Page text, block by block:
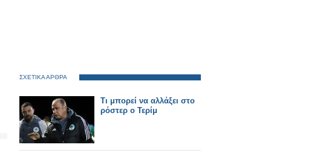
ΣΧΕΤΙΚΑ ΑΡΘΡΑ
Τι μπορεί να αλλάξει στο
ρόστερ ο Τερίμ